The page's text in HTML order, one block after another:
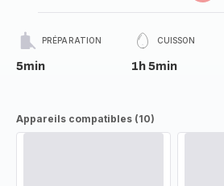
PRÉPARATION
5min
CUISSON
1h 5min
Appareils compatibles (10)